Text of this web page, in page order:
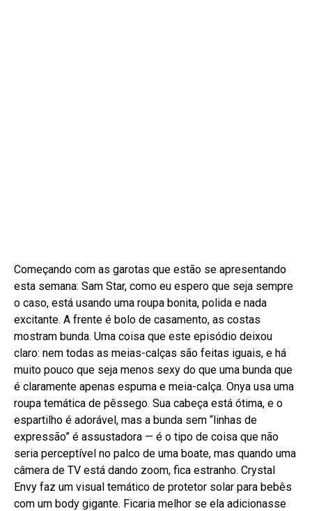
Começando com as garotas que estão se apresentando
esta semana: Sam Star, como eu espero que seja sempre
o caso, está usando uma roupa bonita, polida e nada
excitante. A frente é bolo de casamento, as costas
mostram bunda. Uma coisa que este episódio deixou
claro: nem todas as meias-calças são feitas iguais, e há
muito pouco que seja menos sexy do que uma bunda que
é claramente apenas espuma e meia-calça. Onya usa uma
roupa temática de pêssego. Sua cabeça está ótima, e o
espartilho é adorável, mas a bunda sem “linhas de
expressão” é assustadora — é o tipo de coisa que não
seria perceptível no palco de uma boate, mas quando uma
câmera de TV está dando zoom, fica estranho. Crystal
Envy faz um visual temático de protetor solar para bebês
com um body gigante. Ficaria melhor se ela adicionasse